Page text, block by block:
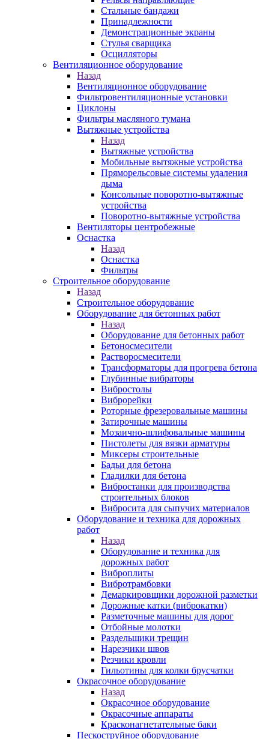
Стальные бандажи
Принадлежности
Демонстрационные экраны
Стулья сварщика
Осцилляторы
Вентиляционное оборудование
Назад
Вентиляционное оборудование
Фильтровентиляционные установки
Циклоны
Фильтры масляного тумана
Вытяжные устройства
Назад
Вытяжные устройства
Мобильные вытяжные устройства
Пряморельсовые системы удаления
дыма
Консольные поворотно-вытяжные
устройства
Поворотно-вытяжные устройства
Вентиляторы центробежные
Оснастка
Назад
Оснастка
Фильтры
Строительное оборудование
Назад
Строительное оборудование
Оборудование для бетонных работ
Назад
Оборудование для бетонных работ
Бетоносмесители
Растворосмесители
Трансформаторы для прогрева бетона
Глубинные вибраторы
Вибростолы
Виброрейки
Роторные фрезеровальные машины
Затирочные машины
Мозаично-шлифовальные машины
Пистолеты для вязки арматуры
Миксеры строительные
Бадьи для бетона
Гладилки для бетона
Вибростанки для производства
строительных блоков
Вибросита для сыпучих материалов
Оборудование и техника для дорожных
работ
Назад
Оборудование и техника для
дорожных работ
Виброплиты
Вибротрамбовки
Демаркировщики дорожной разметки
Дорожные катки (виброкатки)
Разметочные машины для дорог
Отбойные молотки
Раздельщики трещин
Нарезчики швов
Резчики кровли
Гильотины для колки брусчатки
Окрасочное оборудование
Назад
Окрасочное оборудование
Окрасочные аппараты
Красконагнетательные баки
Пескоструйное оборудование